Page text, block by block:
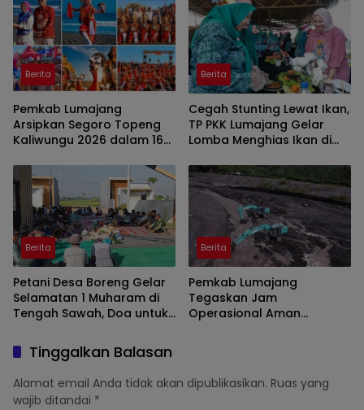
Berita
Pemkab Lumajang
Arsipkan Segoro Topeng
Kaliwungu 2026 dalam 160
Berita
Cegah Stunting Lewat Ikan,
TP PKK Lumajang Gelar
Lomba Menghias Ikan di
Berita
Petani Desa Boreng Gelar
Selamatan 1 Muharam di
Tengah Sawah, Doa untuk
Berita
Pemkab Lumajang
Tegaskan Jam
Operasional Aman
Tinggalkan Balasan
Alamat email Anda tidak akan dipublikasikan. Ruas yang
wajib ditandai *